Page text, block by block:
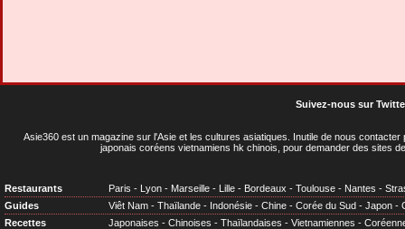
Suivez-nous sur
Asie360 est un magazine sur l'Asie et les cultures asiatiques . Inutile de nous
japonais coréens vietnamiens hk chinois, pour demander des sites
Restaurants Paris - Lyon - Marseille - Lille - Bordeaux - Toulouse - Nantes -
Guides
Viêt Nam - Thaïlande - Indonésie - Chine - Corée du Sud - Japon -
Recettes
Japonaises - Chinoises - Thaïlandaises - Vietnamiennes -